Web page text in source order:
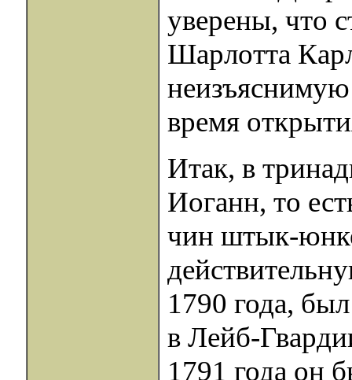
уверены, что
Шарлотта
неизъяснимую
время
Итак, в
Иоганн, то
чин штык-
1790 года,
в Лейб-
1791 года он